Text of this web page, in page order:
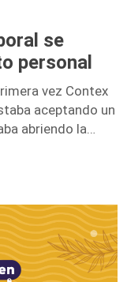
se
personal
vez Contex
aceptando un
abriendo la
puedo afirmar
lo
del marketing
la Directora […]